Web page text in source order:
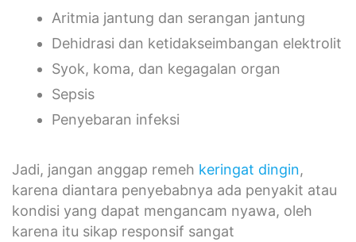
Aritmia jantung dan serangan jantung
Dehidrasi dan ketidakseimbangan elektrolit
Syok, koma, dan kegagalan organ
Sepsis
Penyebaran infeksi
Jadi, jangan anggap remeh keringat dingin,
karena diantara penyebabnya ada penyakit atau
kondisi yang dapat mengancam nyawa, oleh
karena itu sikap responsif sangat